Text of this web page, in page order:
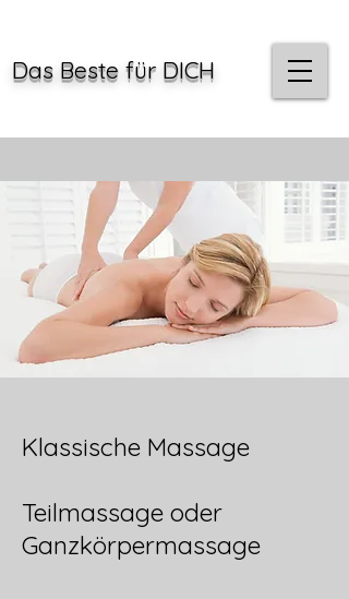
Das Beste für DICH
Klassische Massage
Teilmassage oder
Ganzkörpermassage